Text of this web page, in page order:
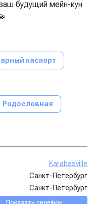
будущий мейн-кун
паспорт
Родословная
Karabasville
Санкт-Петербург
Санкт-Петербург
Показать телефон